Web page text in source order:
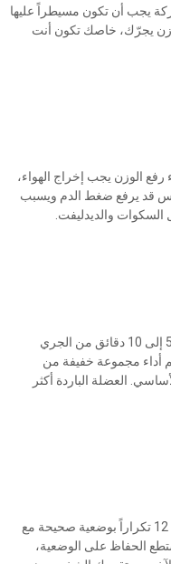
يجب أن تكون مسيطراً عليها
يجرّك، خاصك تكون أنت
الوزن يجب إخراج الهواء،
قد يرفع ضغط الدم ويسبب
السكوات والديدليفت.
الإحماء يقلل نسبة الإصابة بشكل كبير. يكفي 5 إلى 10 دقائق من الجري
أداء مجموعة خفيفة من
العضلة الباردة أكثر
الوزن المناسب هو الذي يمكنك من أداء 8 إلى 12 تكراراً بوضعية صحيحة مع
الحفاظ على الوضعية،